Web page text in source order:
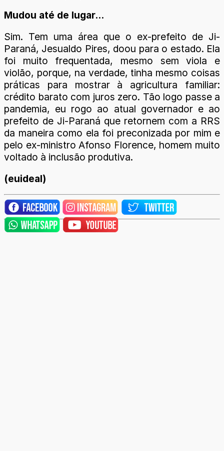
Mudou até de lugar...
Sim. Tem uma área que o ex-prefeito de Ji-
Paraná, Jesualdo Pires, doou para o estado. Ela
foi muito frequentada, mesmo sem viola e
violão, porque, na verdade, tinha mesmo coisas
práticas para mostrar à agricultura familiar:
crédito barato com juros zero. Tão logo passe a
pandemia, eu rogo ao atual governador e ao
prefeito de Ji-Paraná que retornem com a RRS
da maneira como ela foi preconizada por mim e
pelo ex-ministro Afonso Florence, homem muito
voltado à inclusão produtiva.
(euideal)